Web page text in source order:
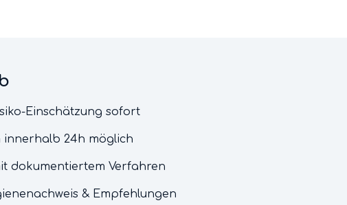
Einschätzung sofort
innerhalb 24h möglich
dokumentiertem Verfahren
& Empfehlungen